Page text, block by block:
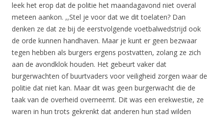
leek het erop dat de politie het maandagavond niet overal
meteen aankon. ,,Stel je voor dat we dit toelaten? Dan
denken ze dat ze bij de eerstvolgende voetbalwedstrijd ook
de orde kunnen handhaven. Maar je kunt er geen bezwaar
tegen hebben als burgers ergens postvatten, zolang ze zich
aan de avondklok houden. Het gebeurt vaker dat
burgerwachten of buurtvaders voor veiligheid zorgen waar de
politie dat niet kan. Maar dit was geen burgerwacht die de
taak van de overheid overneemt. Dit was een erekwestie, ze
waren in hun trots gekrenkt dat anderen hun stad wilden